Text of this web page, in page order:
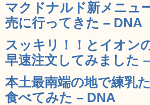
マクドナルド新メニュ
売に行ってきた – DNA
スッキリ！！とイオン
早速注文してみました
本土最南端の地で練乳
食べてみた – DNA